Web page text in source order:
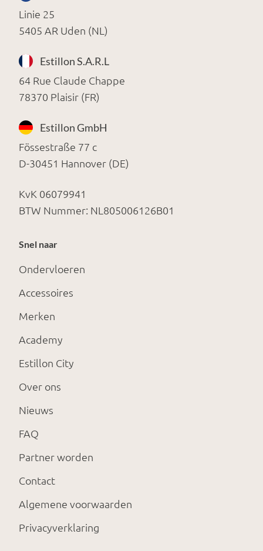
Linie 25
5405 AR Uden (NL)
Estillon S.A.R.L
64 Rue Claude Chappe
78370 Plaisir (FR)
Estillon GmbH
Fössestraße 77 c
D-30451 Hannover (DE)
KvK 06079941
BTW Nummer: NL805006126B01
Snel naar
Ondervloeren
Accessoires
Merken
Academy
Estillon City
Over ons
Nieuws
FAQ
Partner worden
Contact
Algemene voorwaarden
Privacyverklaring